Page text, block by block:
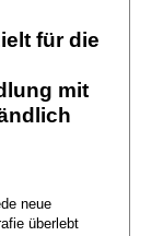
für die
mit
neue
überlebt